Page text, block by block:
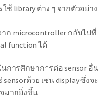
ช้ library ต่าง ๆ จากตัวอย่าง
ก microcontroller กลับไปที่
function ได้
ารศึกษาการต่อ sensor อื่น
ด้วย เช่น display ซึ่งจะ
มากยิ่งขึ้น